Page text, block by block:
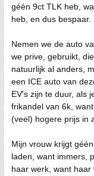
géén 9ct TLK heb,
heb, en dus bespaar.
Nemen we de auto
we prive, gebruikt,
natuurlijk al anders,
een ICE auto van
EV's zijn te duur, als
frikandel van 6k,
(veel) hogere prijs in
Mijn vrouw krijgt
laden, want immers,
haar werk, want